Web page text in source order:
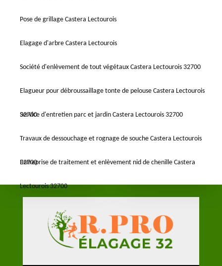
Pose de grillage Castera Lectourois
Elagage d'arbre Castera Lectourois
Société d'enlèvement de tout végétaux Castera Lectourois 32700
Elagueur pour débroussaillage tonte de pelouse Castera Lectourois
32700
Service d'entretien parc et jardin Castera Lectourois 32700
Travaux de dessouchage et rognage de souche Castera Lectourois
32700
Entreprise de traitement et enlèvement nid de chenille Castera
Lectourois 32700